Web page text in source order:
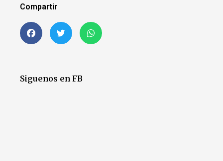
Compartir
Siguenos en FB